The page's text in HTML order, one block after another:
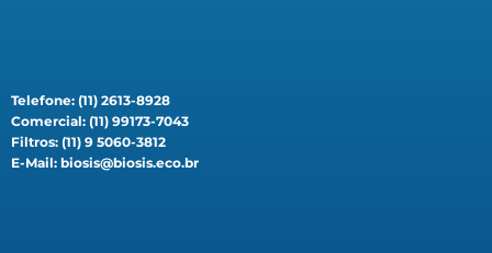
Telefone: (11) 2613-8928
Comercial: (11) 99173-7043
Filtros: (11) 9 5060-3812
E-Mail: biosis@biosis.eco.br